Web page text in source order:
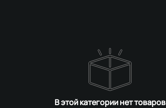
В этой категории нет товаров